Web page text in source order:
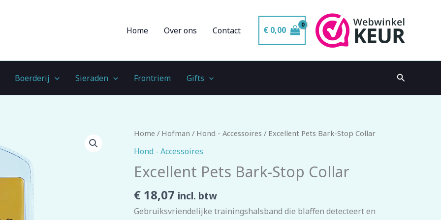
Home Over ons Contact € 0,00
Boerderij Sieraden Frontriem Gifts Zoeken
Home / Hofman / Hond - Accessoires / Excellent Pets Bark-Stop Collar
Hond - Accessoires
Excellent Pets Bark-Stop Collar
€ 18,07 incl. btw
Gebruiksvriendelijke trainingshalsband die blaffen detecteert en
Excellent
Pets
Stop
aantal